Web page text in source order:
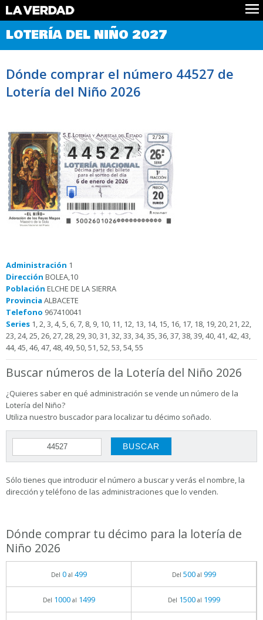
Comprobar Loteria del Niño
Premios
Noticias
Datos
LOTERÍA DEL NIÑO 2027
Dónde comprar el número 44527 de
Lotería del Niño 2026
44527
Administración 1
Dirección BOLEA,10
Población ELCHE DE LA SIERRA
Provincia ALBACETE
Telefono 967410041
Series 1, 2, 3, 4, 5, 6, 7, 8, 9, 10, 11, 12, 13, 14, 15, 16, 17, 18, 19, 20, 21, 22,
23, 24, 25, 26, 27, 28, 29, 30, 31, 32, 33, 34, 35, 36, 37, 38, 39, 40, 41, 42, 43,
44, 45, 46, 47, 48, 49, 50, 51, 52, 53, 54, 55
Buscar números de la Lotería del Niño 2026
¿Quieres saber en qué administración se vende un número de la
Lotería del Niño?
Utiliza nuestro buscador para localizar tu décimo soñado.
Sólo tienes que introducir el número a buscar y verás el nombre, la
dirección y teléfono de las administraciones que lo venden.
Dónde comprar tu décimo para la lotería de
Niño 2026
Del 0al 499 Del 500al 999
Del 1000al 1499 Del 1500al 1999